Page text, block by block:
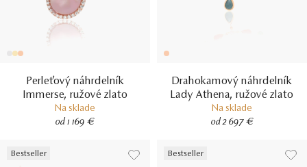
Perleťový náhrdelník
Immerse, ružové zlato
Na sklade
od 1 169 €
Drahokamový náhrdelník
Lady Athena, ružové zlato
Na sklade
od 2 697 €
Bestseller Bestseller